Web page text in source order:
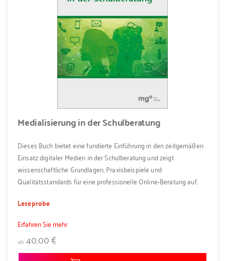
Medialisierung in der Schulberatung
Dieses Buch bietet eine fundierte Einführung in den zeitgemäßen
Einsatz digitaler Medien in der Schulberatung und zeigt
wissenschaftliche Grundlagen, Praxisbeispiele und
Qualitätsstandards für eine professionelle Online-Beratung auf.
Leseprobe
Erfahren Sie mehr
ab40,00 €